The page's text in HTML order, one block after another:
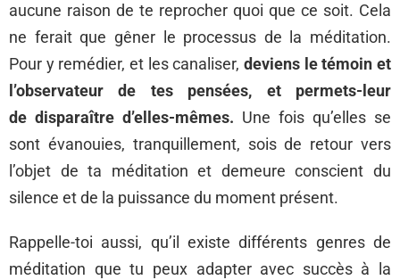
aucune raison de te reprocher quoi que ce soit. Cela
ne ferait que gêner le processus de la méditation.
Pour y remédier, et les canaliser, deviens le témoin et
l’observateur de tes pensées, et permets-leur
de disparaître d’elles-mêmes. Une fois qu’elles se
sont évanouies, tranquillement, sois de retour vers
l’objet de ta méditation et demeure conscient du
silence et de la puissance du moment présent.
Rappelle-toi aussi, qu’il existe différents genres de
méditation que tu peux adapter avec succès à la